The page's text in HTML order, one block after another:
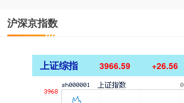
沪深京指数
上证综指 3966.59 +26.56